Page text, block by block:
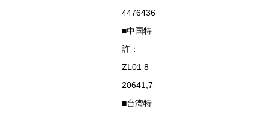
4476436
■中国特
許：
ZL01 8
20641,7
■台湾特